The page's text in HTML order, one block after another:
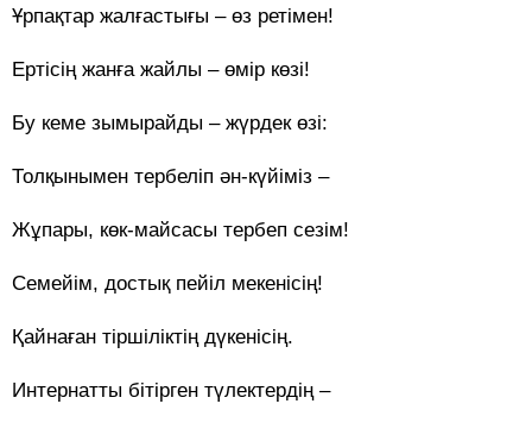
Ұрпақтар жалғастығы – өз ретімен!
Ертісің жанға жайлы – өмір көзі!
Бу кеме зымырайды – жүрдек өзі:
Толқынымен тербеліп ән-күйіміз –
Жұпары, көк-майсасы тербеп сезім!
Семейім, достық пейіл мекенісің!
Қайнаған тіршіліктің дүкенісің.
Интернатты бітірген түлектердің –